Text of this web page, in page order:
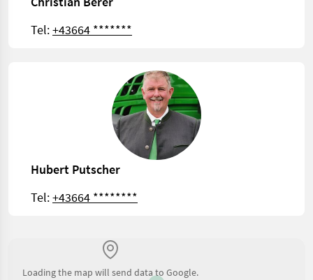
Tel:+43664 *******
Hubert Putscher
Tel:+43664 ********
Loading the map will send data to Google.